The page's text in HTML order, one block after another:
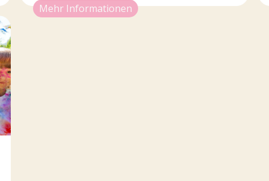
Mehr Informationen